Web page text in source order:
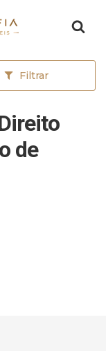
Filtrar
de